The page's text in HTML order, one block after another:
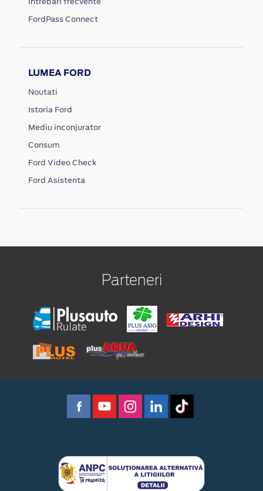
FordPass Connect
LUMEA FORD
Noutati
Istoria Ford
Mediu inconjurator
Consum
Ford Video Check
Ford Asistenta
Parteneri